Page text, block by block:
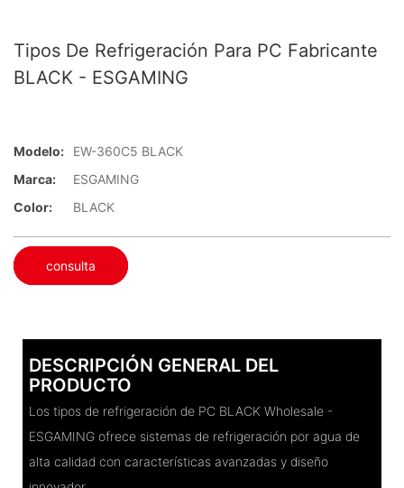
Tipos De Refrigeración Para PC Fabricante
BLACK - ESGAMING
Modelo:
EW-360C5 BLACK
Marca:
ESGAMING
Color:
BLACK
consulta
DESCRIPCIÓN GENERAL DEL
PRODUCTO
Los tipos de refrigeración de PC BLACK Wholesale -
ESGAMING ofrece sistemas de refrigeración por agua de
alta calidad con características avanzadas y diseño